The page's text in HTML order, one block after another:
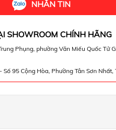
NHẮN TIN
SHOWROOM CHÍNH HÃNG
Phụng, phường Văn Miếu Quốc Tử
95 Cộng Hòa, Phường Tân Sơn Nhất,